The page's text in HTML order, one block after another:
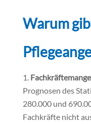
Warum
Fachkräftemange
Prognosen des
280.000 und
Fachkräfte nicht